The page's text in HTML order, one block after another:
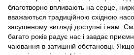
благотворно впливають на серце,
вважаються традиційною східною
засушеному вигляді доступні і нам.
багато років радує нас і завдає
чаювання в затишній обстановці.